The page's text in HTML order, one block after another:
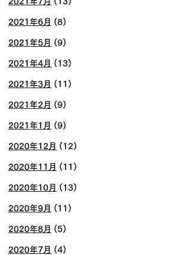
2021年6月 (8)
2021年5月 (9)
2021年4月 (13)
2021年3月 (11)
2021年2月 (9)
2021年1月 (9)
2020年12月 (12)
2020年11月 (11)
2020年10月 (13)
2020年9月 (11)
2020年8月 (5)
2020年7月 (4)